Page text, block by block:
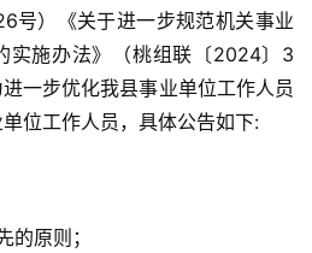
号）《关于进一步规范机关事业
实施办法》（桃组联〔2024〕3
一步优化我县事业单位工作人员
位工作人员，具体公告如下:
的原则；